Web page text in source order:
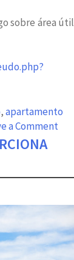
sobre área útil
,apartamento
a Comment
um
da